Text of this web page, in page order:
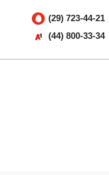
(29) 723-44-21
(44) 800-33-34